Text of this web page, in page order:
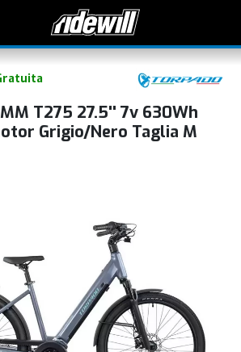
T275 27.5'' 7v 630Wh
Grigio/Nero Taglia M